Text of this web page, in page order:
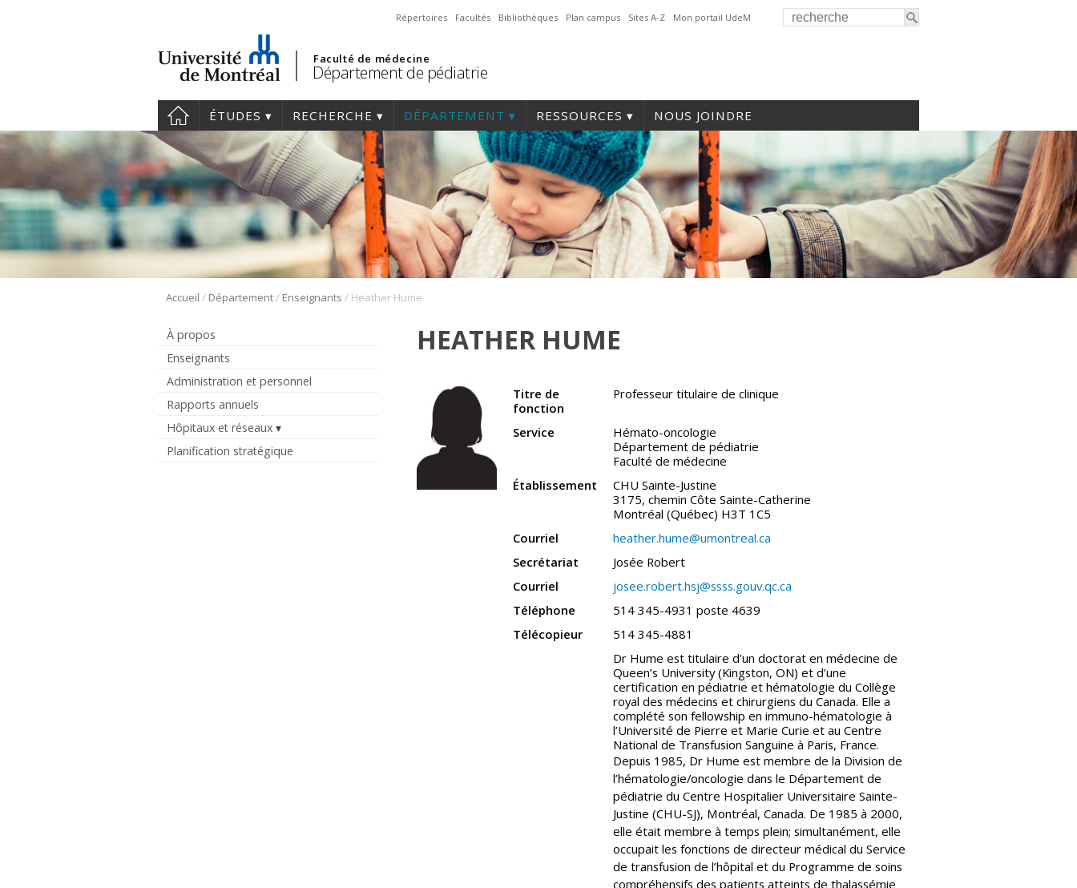
Répertoires Facultés Bibliothèques Plan campus Sites A-Z Mon portail UdeM
Faculté de médecine
Département de pédiatrie
ÉTUDES RECHERCHE DÉPARTEMENT RESSOURCES NOUS JOINDRE
Accueil / Département/ Enseignants / Heather Hume
À propos
Enseignants
Administration et personnel
Rapports annuels
Hôpitaux et réseaux
Planification stratégique
HEATHER HUME
Titre de
fonction
Professeur titulaire de clinique
Service
Hémato-oncologie
Département de pédiatrie
Faculté de médecine
Établissement
CHU Sainte-Justine
3175, chemin Côte Sainte-Catherine
Montréal (Québec) H3T 1C5
Courriel
heather.hume@umontreal.ca
Secrétariat
Josée Robert
Courriel
josee.robert.hsj@ssss.gouv.qc.ca
Téléphone
514 345-4931 poste 4639
Télécopieur
514 345-4881
Dr Hume est titulaire d’un doctorat en médecine de
Queen’s University (Kingston, ON) et d’une
certification en pédiatrie et hématologie du Collège
royal des médecins et chirurgiens du Canada. Elle a
complété son fellowship en immuno-hématologie à
l’Université de Pierre et Marie Curie et au Centre
National de Transfusion Sanguine à Paris, France.
Depuis 1985, Dr Hume est membre de la Division de
l’hématologie/oncologie dans le Département de
pédiatrie du Centre Hospitalier Universitaire Sainte-
Justine (CHU-SJ), Montréal, Canada. De 1985 à 2000,
elle était membre à temps plein; simultanément, elle
occupait les fonctions de directeur médical du Service
de transfusion de l’hôpital et du Programme de soins
compréhensifs des patients atteints de thalassémie